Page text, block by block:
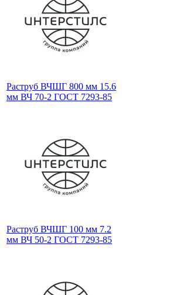
Раструб ВЧШГ 800 мм 15.6
мм ВЧ 70-2 ГОСТ 7293-85
Раструб ВЧШГ 100 мм 7.2
мм ВЧ 50-2 ГОСТ 7293-85